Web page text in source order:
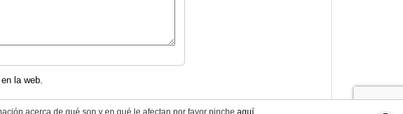
la web.
acerca de qué son y en qué le afectan por favor pinche aquí